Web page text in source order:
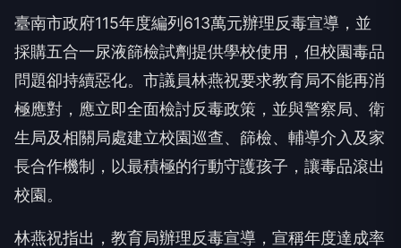
臺南市政府115年度編列613萬元辦理反毒宣導，並
採購五合一尿液篩檢試劑提供學校使用，但校園毒品
問題卻持續惡化。市議員林燕祝要求教育局不能再消
極應對，應立即全面檢討反毒政策，並與警察局、衛
生局及相關局處建立校園巡查、篩檢、輔導介入及家
長合作機制，以最積極的行動守護孩子，讓毒品滾出
校園。
林燕祝指出，教育局辦理反毒宣導，宣稱年度達成率